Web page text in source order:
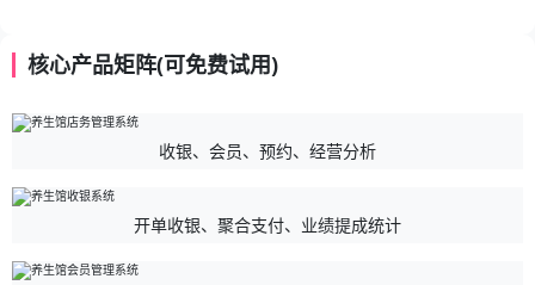
核心产品矩阵(可免费试用)
收银、会员、预约、经营分析
开单收银、聚合支付、业绩提成统计